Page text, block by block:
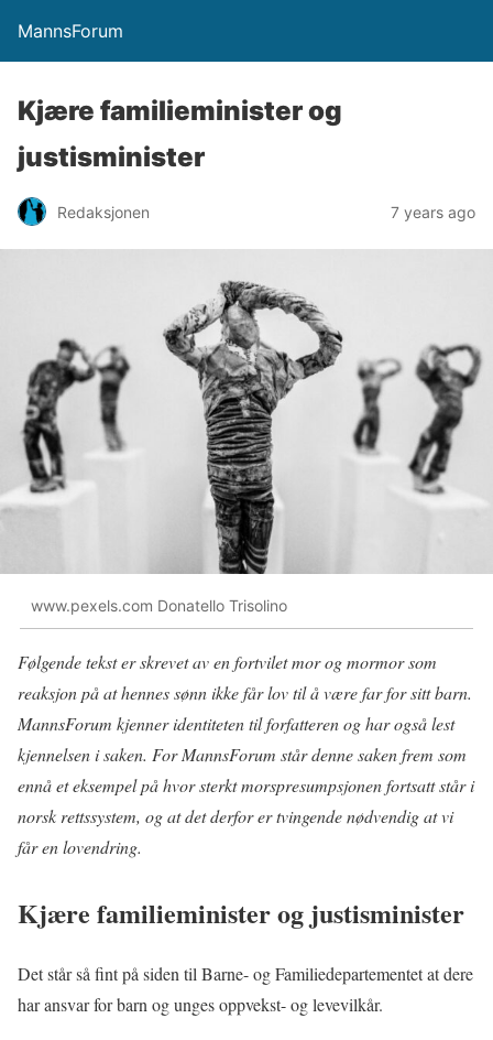
MannsForum
Kjære familieminister og
justisminister
Redaksjonen 7 years ago
www.pexels.com Donatello Trisolino
Følgende tekst er skrevet av en fortvilet mor og mormor som
reaksjon på at hennes sønn ikke får lov til å være far for sitt barn.
MannsForum kjenner identiteten til forfatteren og har også lest
kjennelsen i saken. For MannsForum står denne saken frem som
ennå et eksempel på hvor sterkt morspresumpsjonen fortsatt står i
norsk rettssystem, og at det derfor er tvingende nødvendig at vi
får en lovendring.
Kjære familieminister og justisminister
Det står så fint på siden til Barne- og Familiedepartementet at dere
har ansvar for barn og unges oppvekst- og levevilkår.